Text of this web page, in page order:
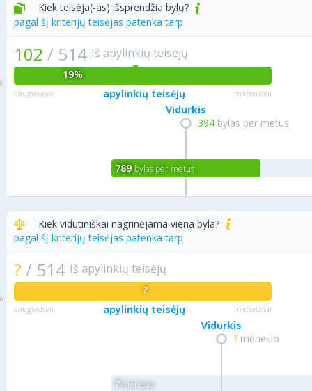
Kiek teisėja(-as) išsprendžia bylų?
pagal šį kriterijų teisėjas patenka tarp
102 / 514 Iš apylinkių teisėjų
19%
daugiausiai apylinkių teisėjų mažiausiai
394 bylas per metus
Vidurkis
789bylas per metus
Kiek vidutiniškai nagrinėjama viena byla?
pagal šį kriterijų teisėjas patenka tarp
? / 514 Iš apylinkių teisėjų
?
daugiausiai apylinkių teisėjų mažiausiai
? mėnesio
Vidurkis
? mėnesio